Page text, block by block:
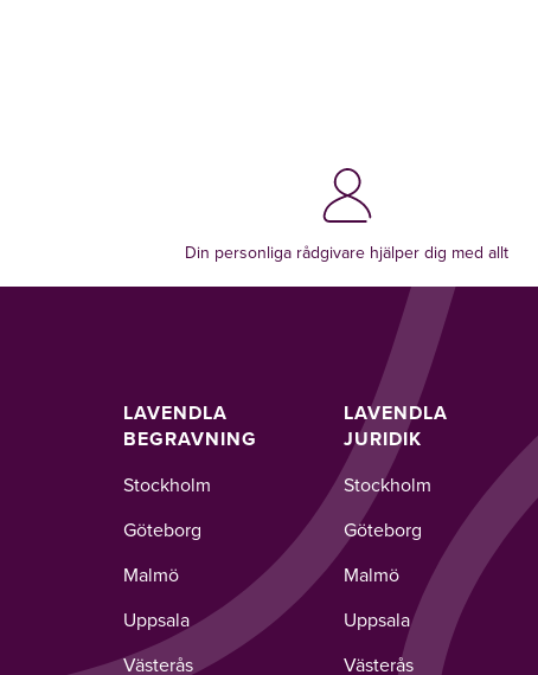
Din personliga rådgivare hjälper dig med allt
LAVENDLA
BEGRAVNING
Stockholm
Göteborg
Malmö
Uppsala
Västerås
LAVENDLA
JURIDIK
Stockholm
Göteborg
Malmö
Uppsala
Västerås